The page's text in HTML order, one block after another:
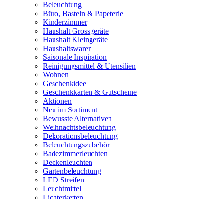
Beleuchtung
Büro, Basteln & Papeterie
Kinderzimmer
Haushalt Grossgeräte
Haushalt Kleingeräte
Haushaltswaren
Saisonale Inspiration
Reinigungsmittel & Utensilien
Wohnen
Geschenkidee
Geschenkkarten & Gutscheine
Aktionen
Neu im Sortiment
Bewusste Alternativen
Weihnachtsbeleuchtung
Dekorationsbeleuchtung
Beleuchtungszubehör
Badezimmerleuchten
Deckenleuchten
Gartenbeleuchtung
LED Streifen
Leuchtmittel
Lichterketten